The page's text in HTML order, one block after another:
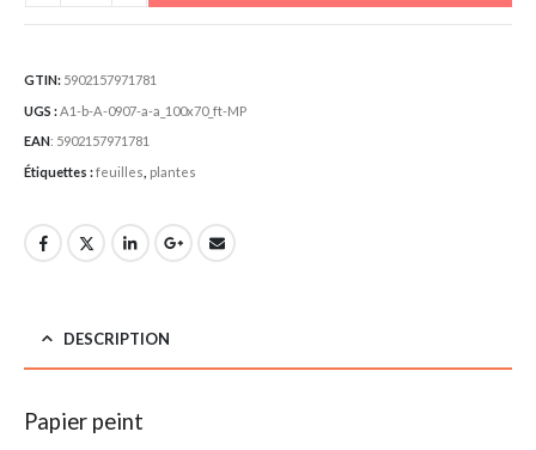
GTIN: 5902157971781
UGS :A1-b-A-0907-a-a_100x70_ft-MP
EAN: 5902157971781
Étiquettes :feuilles plantes
DESCRIPTION
Papier peint